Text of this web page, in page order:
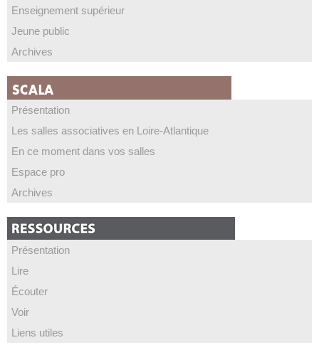
Enseignement supérieur
Jeune public
Archives
Présentation
Les salles associatives en Loire-Atlantique
En ce moment dans vos salles
Espace pro
Archives
Présentation
Lire
Écouter
Voir
Liens utiles